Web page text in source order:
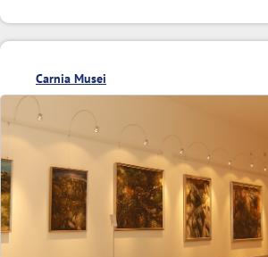
Carnia Musei